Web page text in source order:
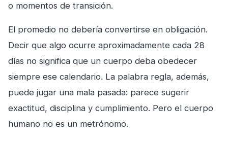
o momentos de transición.
El promedio no debería convertirse en obligación.
Decir que algo ocurre aproximadamente cada 28
días no significa que un cuerpo deba obedecer
siempre ese calendario. La palabra regla, además,
puede jugar una mala pasada: parece sugerir
exactitud, disciplina y cumplimiento. Pero el cuerpo
humano no es un metrónomo.